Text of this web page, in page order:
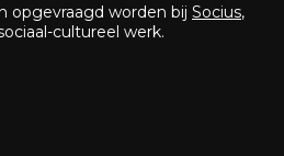
opgevraagd worden bij Socius,
cultureel werk.